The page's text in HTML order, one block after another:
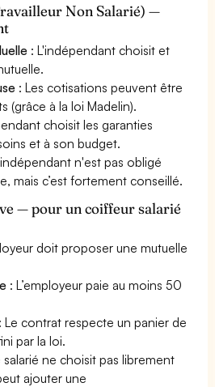
Non Salarié) —
: L'indépendant choisit et
: Les cotisations peuvent être
(grâce à la loi Madelin).
choisit les garanties
et à son budget.
n'est pas obligé
mais c’est fortement conseillé.
— pour un coiffeur salarié
doit proposer une mutuelle
: L’employeur paie au moins 50
: Le contrat respecte un panier de
par la loi.
salarié ne choisit pas librement
ajouter une